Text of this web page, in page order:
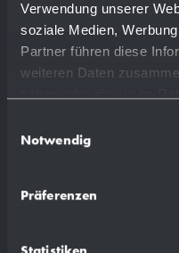
Verwendung unserer
soziale Medien,
Partner führen diese
weiteren Daten
Notwendig
Präferenzen